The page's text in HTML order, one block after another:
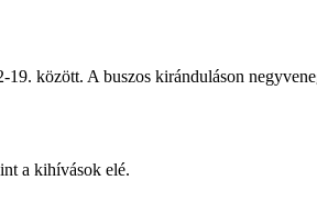
között. A buszos kiránduláson
a kihívások elé.